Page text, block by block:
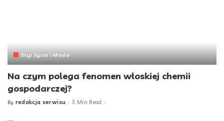
Styl życia i Moda
Na czym polega fenomen włoskiej chemii
gospodarczej?
Posted
By redakcja serwisu 3 Min Read